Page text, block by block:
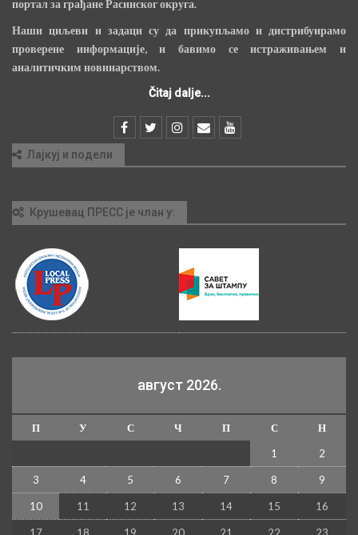
портал за грађане Расинског округа.
Наши циљеви и задаци су да прикупљамо и дистрибуирамо
проверене информације, и бавимо се истраживањем и
аналитичким новинарством.
Čitaj dalje...
Лајкуј и подели
Крушевац ПРЕСС је члан у:
август 2026.
П У С Ч П С
Н
1
2
3 4 5 6 7 8 9
10 11 12 13 14 15 16